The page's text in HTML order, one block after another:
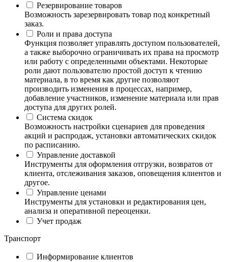
Резервирование товаров
Возможность зарезервировать товар под конкретный
заказ.
Роли и права доступа
Функция позволяет управлять доступом пользователей,
а также выборочно ограничивать их права на просмотр
или работу с определенными объектами. Некоторые
роли дают пользователю простой доступ к чтению
материала, в то время как другие позволяют
производить изменения в процессах, например,
добавление участников, изменение материала или прав
доступа для других ролей.
Система скидок
Возможность настройки сценариев для проведения
акций и распродаж, установки автоматических скидок
по расписанию.
Управление доставкой
Инструменты для оформления отгрузки, возвратов от
клиента, отслеживания заказов, оповещения клиентов и
другое.
Управление ценами
Инструменты для установки и редактирования цен,
анализа и оперативной переоценки.
Учет продаж
Транспорт
Информирование клиентов